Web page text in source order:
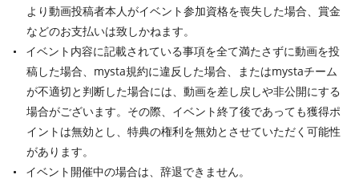
より動画投稿者本人がイベント参加資格を喪失した場合、賞金
などのお支払いは致しかねます。
イベント内容に記載されている事項を全て満たさずに動画を投
稿した場合、mysta規約に違反した場合、またはmystaチーム
が不適切と判断した場合には、動画を差し戻しや非公開にする
場合がございます。その際、イベント終了後であっても獲得ポ
イントは無効とし、特典の権利を無効とさせていただく可能性
があります。
イベント開催中の場合は、辞退できません。